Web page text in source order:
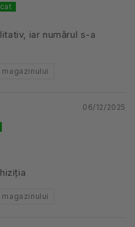
iar numărul s-a
06/12/2025